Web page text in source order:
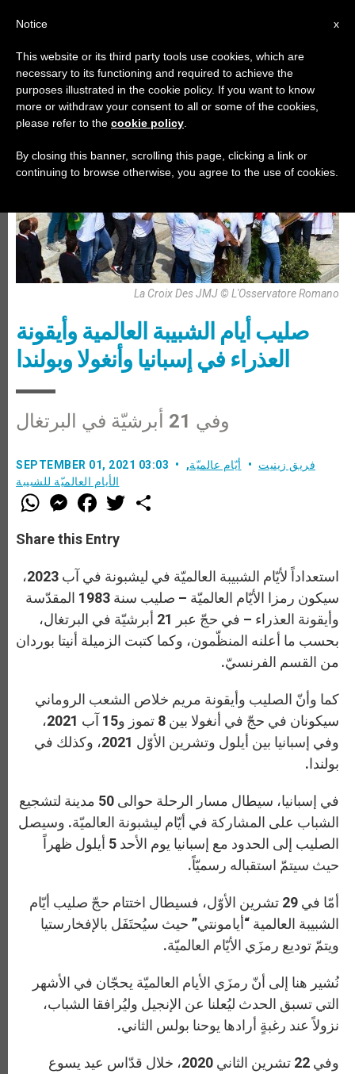
أيّام عالميّة, الأيام العالميّة للشبيبة
La Croix Des JMJ © L'Osservatore Romano
صليب أيام الشبيبة العالمية وأيقونة
العذراء في إسبانيا وأنغولا وبولندا
وفي 21 أبرشيّة في البرتغال
SEPTEMBER 01, 2021 03:03 فريق زينيت أيّام عالميّة,
الأيام العالميّة للشبيبة
W
h
t
s
p
p
M
e
s
e
g
e
r
F
a
e
b
o
k
T
w
r
Share this Entry
استعداداً لأيّام الشبيبة العالميّة في ليشبونة في آب 2023،
سيكون رمزا الأيّام العالميّة – صليب سنة 1983 المقدّسة
وأيقونة العذراء – في حجّ عبر 21 أبرشيّة في البرتغال،
بحسب ما أعلنه المنظّمون، وكما كتبت الزميلة أنيتا بوردان
من القسم الفرنسيّ.
كما وأنّ الصليب وأيقونة مريم خلاص الشعب الروماني
سيكونان في حجّ في أنغولا بين 8 تموز و15 آب 2021،
وفي إسبانيا بين أيلول وتشرين الأوّل 2021، وكذلك في
بولندا.
في إسبانيا، سيطال مسار الرحلة حوالى 50 مدينة لتشجيع
الشباب على المشاركة في أيّام ليشبونة العالميّة. وسيصل
الصليب إلى الحدود مع إسبانيا يوم الأحد 5 أيلول ظهراً
حيث سيتمّ استقباله رسميّاً.
أمّا في 29 تشرين الأوّل، فسيطال اختتام حجّ صليب أيّام
الشبيبة العالمية “أيامونتي” حيث سيُحتَفَل بالإفخارستيا
ويتمّ توديع رمزَي الأيّام العالميّة.
نُشير هنا إلى أنّ رمزَي الأيام العالميّة يحجّان في الأشهر
التي تسبق الحدث ليُعلنا عن الإنجيل وليُرافقا الشباب،
نزولاً عند رغبةٍ أرادها يوحنا بولس الثاني.
وفي 22 تشرين الثاني 2020، خلال قدّاس عيد يسوع
x
Notice
This website or its third party tools use cookies, which are
necessary to its functioning and required to achieve the
purposes illustrated in the cookie policy. If you want to know
more or withdraw your consent to all or some of the cookies,
please refer to the cookie policy
By closing this banner, scrolling this page, clicking a link or
continuing to browse otherwise, you agree to the use of cookies.